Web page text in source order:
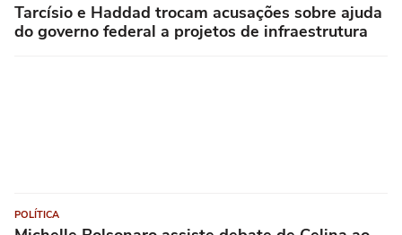
Tarcísio e Haddad trocam acusações sobre ajuda
do governo federal a projetos de infraestrutura
POLÍTICA